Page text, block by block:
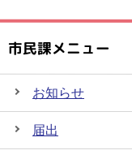
市民課メニュー
お知らせ
届出